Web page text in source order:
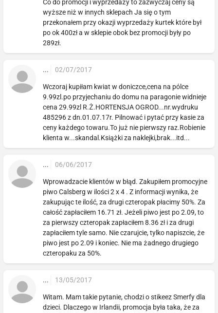
Co do promocji i wyprzedaży to zazwyczaj ceny są
wyższe niż w innych sklepach Ja się o tym
przekonałem przy okazji wyprzedaży kurtek które był
po ok 400zł a w sklepie obok bez promocji były po
289zł.
... 02/07/2017
Wczoraj kupiłam kwiat w doniczce,cena na pólce
9.99zl.po przyjechaniu do domu na paragonie widnieje
cena 29.99zl R.Ż.HORTENSJA OGROD...nr.wydruku
485296 z dn.01.07.17r. Pilnować i pytać przy kasie za
ceny każdego towaru.To już nie pierwszy raz.Robienie
klienta w...skandal.Książki za naklejki,brak...itd...
... 06/06/2017
Wprowadzacie klientów w błąd. Zakupiłem promocyjne
piwo Calsberg w ilości 2 x 4 . Z informacji wynika, że
zakupując te ilość, za drugi czteropak płacimy 50%. Za
całość zapłaciłem 16.71 zł. Jeżeli piwo jest po 2.09, to
za pierwszy czteropak zapłaciłem 8.36 zł i za drugi
zapłaciłem tyle samo. Nie czarujcie, tylko napiszcie, że
piwo jest po 2.09 i koniec. Nie ma żadnego drugiego
czteropaku za 50%.
... 13/05/2017
Witam. Mam takie pytanie, chodzi o stikeez Smerfy dla
dzieci. Dlaczego w Irlandii, promocja była taka, że za